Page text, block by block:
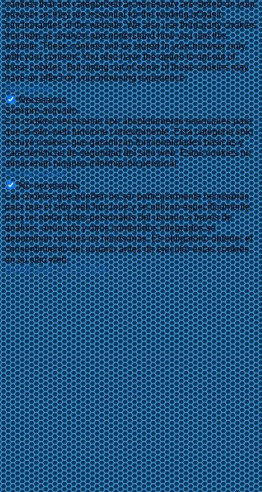
cookies that are categorized as necessary are stored on your
browser as they are essential for the working of basic
functionalities of the website. We also use third-party cookies
that help us analyze and understand how you use this
website. These cookies will be stored in your browser only
with your consent. You also have the option to opt-out of
these cookies. But opting out of some of these cookies may
have an effect on your browsing experience.
Necesarias
Necesarias
Siempre activado
Las cookies necesarias son absolutamente esenciales para
que el sitio web funcione correctamente. Esta categoría solo
incluye cookies que garantizan funcionalidades básicas y
características de seguridad del sitio web. Estas cookies no
almacenan ninguna información personal.
No-necesarias
No-necesarias
Las cookies que pueden no ser particularmente necesarias
para que el sitio web funcione y se utilizan específicamente
para recopilar datos personales del usuario a través de
análisis, anuncios y otros contenidos integrados se
denominan cookies no necesarias. Es obligatorio obtener el
consentimiento del usuario antes de ejecutar estas cookies
en su sitio web.
GUARDAR Y ACEPTAR